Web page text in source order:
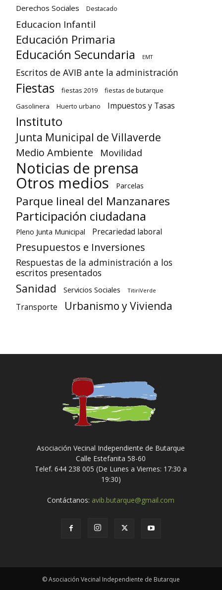
Derechos Sociales Destacado
Educacion Infantil
Educación Primaria
Educación Secundaria EMT
Escritos de AVIB ante la administración
Fiestas fiestas 2019
fiestas de butarque
Gasolinera
Huerto urbano Impuestos y Tasas
Instituto
Junta Municipal de Villaverde
Medio Ambiente Movilidad
Noticias de prensa
Otros medios Parcelas
Parque lineal del Manzanares
Participación ciudadana
Pleno Junta Municipal Precariedad laboral
Presupuestos e Inversiones
Respuestas de la administración a los
escritos presentados
Sanidad Servicios Sociales TitiriVerde
Transporte Urbanismo y Vivienda
Asociación Vecinal Independiente de Butarque
Calle Estefanita 58-60
Telef. 644 238 005 (De Lunes a Viernes: 17:30 a
19:30)
Contáctanos: avib.butarque@gmail.com
© Asociación Vecinal Independiente de Butarque